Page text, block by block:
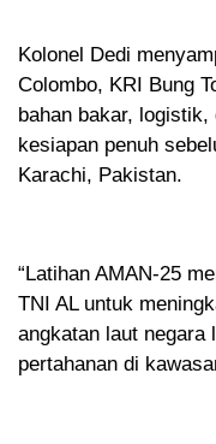
Kolonel Dedi
Colombo, KRI Bung
bahan bakar,
kesiapan penuh
Karachi, Pakistan.
“Latihan AMAN-25
TNI AL untuk
angkatan laut negara
pertahanan di